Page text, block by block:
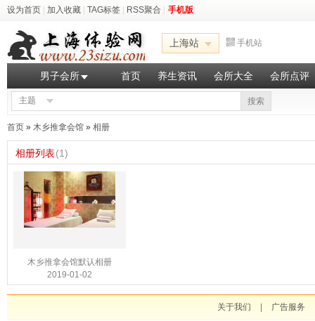
设为首页 加入收藏 TAG标签 RSS聚合 手机版
上海站 手机站
男子会所 首页 养生资讯 会所大全 会所点评
主题 搜索
首页 » 木乡推拿会馆 » 相册
相册列表(1)
木乡推拿会馆默认相册
2019-01-02
关于我们 广告服务